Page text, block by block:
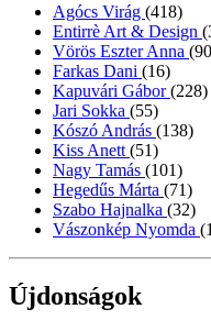
Agócs Virág (418)
Entirrè Art & Design
Vörös Eszter Anna
Farkas Dani (16)
Kapuvári Gábor(228)
Jari Sokka (55)
Kószó András (138)
Kiss Anett (51)
Nagy Tamás (101)
Hegedűs Márta (71)
Szabo Hajnalka (32)
Vászonkép Nyomda
Újdonságok